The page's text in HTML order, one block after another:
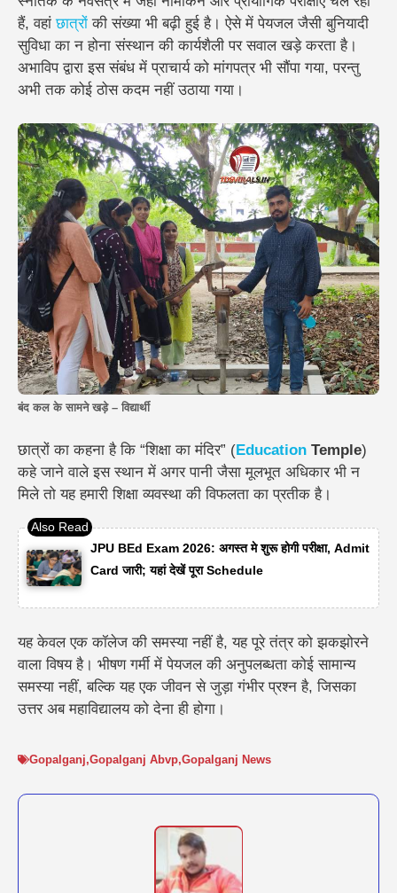
हैं, वहांछात्रों की संख्या भी बढ़ी हुई है। ऐसे में पेयजल जैसी बुनियादी
सुविधा का न होना संस्थान की कार्यशैली पर सवाल खड़े करता है।
अभाविप द्वारा इस संबंध में प्राचार्य को मांगपत्र भी सौंपा गया, परन्तु
अभी तक कोई ठोस कदम नहीं उठाया गया।
बंद कल के सामने खड़े – विद्यार्थी
छात्रों का कहना है कि “शिक्षा का मंदिर” (Education Temple)
कहे जाने वाले इस स्थान में अगर पानी जैसा मूलभूत अधिकार भी न
मिले तो यह हमारी शिक्षा व्यवस्था की विफलता का प्रतीक है।
JPU BEd Exam 2026: अगस्त मे शुरू होगी परीक्षा, Admit
Card जारी; यहां देखें पूरा Schedule
यह केवल एक कॉलेज की समस्या नहीं है, यह पूरे तंत्र को झकझोरने
वाला विषय है। भीषण गर्मी में पेयजल की अनुपलब्धता कोई सामान्य
समस्या नहीं, बल्कि यह एक जीवन से जुड़ा गंभीर प्रश्न है, जिसका
उत्तर अब महाविद्यालय को देना ही होगा।
Gopalganj,Gopalganj Abvp,Gopalganj News